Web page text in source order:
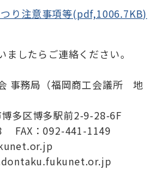
り注意事項等(pdf,1006.7KB)
したらご連絡ください。
事務局（福岡商工会議所　地
多区博多駅前2-9-28-6F
FAX：092-441-1149